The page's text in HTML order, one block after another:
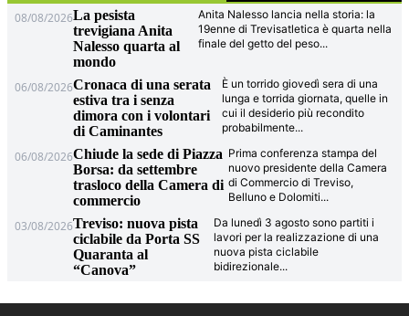
08/08/2026La pesista
trevigiana Anita
Nalesso quarta al
mondo
Anita Nalesso lancia nella storia: la
19enne di Trevisatletica è quarta nella
finale del getto del peso...
06/08/2026Cronaca di una serata
estiva tra i senza
dimora con i volontari
di Caminantes
È un torrido giovedì sera di una
lunga e torrida giornata, quelle in
cui il desiderio più recondito
probabilmente...
06/08/2026Chiude la sede di Piazza
Borsa: da settembre
trasloco della Camera di
commercio
Prima conferenza stampa del
nuovo presidente della Camera
di Commercio di Treviso,
Belluno e Dolomiti...
03/08/2026Treviso: nuova pista
ciclabile da Porta SS
Quaranta al
“Canova”
Da lunedì 3 agosto sono partiti i
lavori per la realizzazione di una
nuova pista ciclabile
bidirezionale...